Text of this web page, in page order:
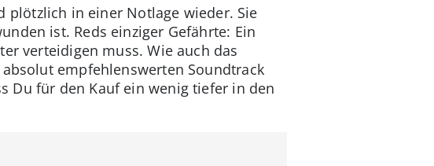
plötzlich in einer Notlage wieder. Sie
ist. Reds einziger Gefährte: Ein
verteidigen muss. Wie auch das
empfehlenswerten Soundtrack
Du für den Kauf ein wenig tiefer in den